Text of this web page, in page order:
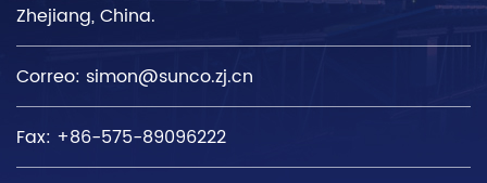
Zhejiang, China.
Correo: simon@sunco.zj.cn
Fax: +86-575-89096222